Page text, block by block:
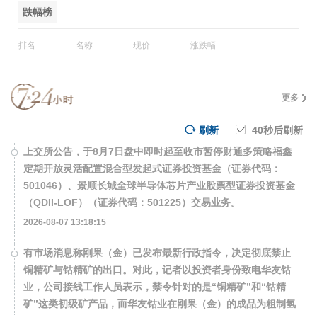
跌幅榜
排名 名称 现价 涨跌幅
更多
40秒后刷新
刷新
上交所公告，于8月7日盘中即时起至收市暂停财通多策略福鑫
定期开放灵活配置混合型发起式证券投资基金（证券代码：
501046）、景顺长城全球半导体芯片产业股票型证券投资基金
（QDII-LOF）（证券代码：501225）交易业务。
2026-08-07 13:18:15
有市场消息称刚果（金）已发布最新行政指令，决定彻底禁止
铜精矿与钴精矿的出口。对此，记者以投资者身份致电华友钴
业，公司接线工作人员表示，禁令针对的是“铜精矿”和“钴精
矿”这类初级矿产品，而华友钴业在刚果（金）的成品为粗制氢